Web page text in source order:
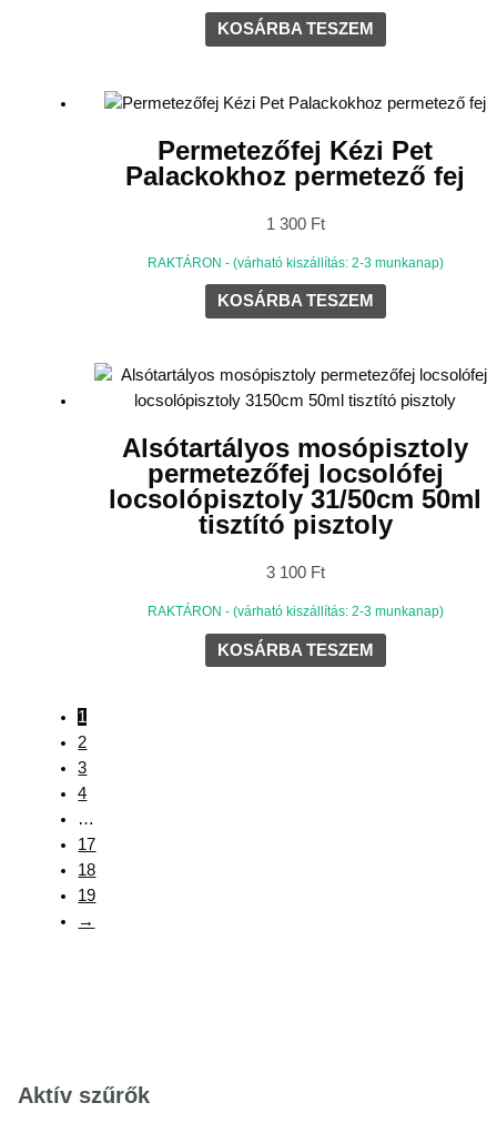
Aktív szűrők
KOSÁRBA TESZEM
Permetezőfej Kézi Pet
Palackokhoz permetező fej
1 300 Ft
RAKTÁRON - (várható kiszállítás: 2-3 munkanap)
KOSÁRBA TESZEM
Alsótartályos mosópisztoly
permetezőfej locsolófej
locsolópisztoly 31/50cm 50ml
tisztító pisztoly
3 100 Ft
RAKTÁRON - (várható kiszállítás: 2-3 munkanap)
KOSÁRBA TESZEM
1
2
3
4
…
17
18
19
→